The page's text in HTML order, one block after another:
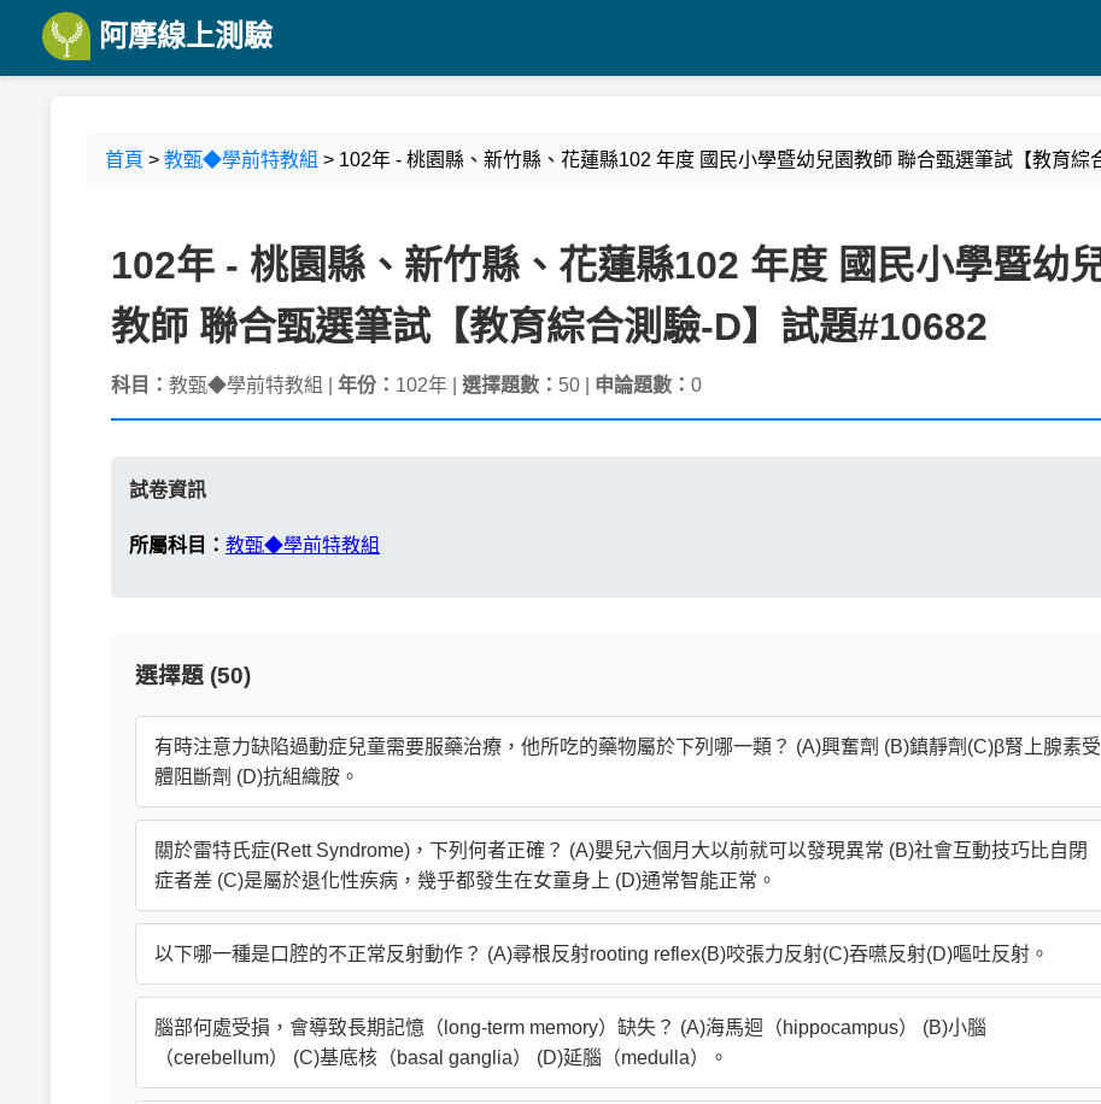
阿摩線上測驗
首頁 > 教甄◆學前特教組 > 102年 - 桃園縣、新竹縣、花蓮縣102 年度 國民小學暨幼兒園教師 聯合甄選筆試【教育綜
102年 - 桃園縣、新竹縣、花蓮縣102 年度 國民小學暨幼
教師 聯合甄選筆試【教育綜合測驗-D】試題#10682
科目： 教甄◆學前特教組 | 年份： 102年 | 選擇題數： 50 | 申論題數： 0
試卷資訊
所屬科目： 教甄◆學前特教組
選擇題 (50)
有時注意力缺陷過動症兒童需要服藥治療，他所吃的藥物屬於下列哪一類？ (A)興奮劑 (B)鎮靜劑(C)β腎上腺素受
體阻斷劑 (D)抗組織胺。
關於雷特氏症(Rett Syndrome)，下列何者正確？ (A)嬰兒六個月大以前就可以發現異常 (B)社會互動技巧比自閉
症者差 (C)是屬於退化性疾病，幾乎都發生在女童身上 (D)通常智能正常。
以下哪一種是口腔的不正常反射動作？ (A)尋根反射rooting reflex(B)咬張力反射(C)吞嚥反射(D)嘔吐反射。
腦部何處受損，會導致長期記憶（long-term memory）缺失？ (A)海馬迴（hippocampus） (B)小腦
（cerebellum） (C)基底核（basal ganglia） (D)延腦（medulla）。